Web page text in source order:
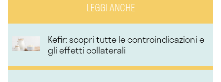
LEGGI ANCHE
Kefir: scopri tutte le controindicazioni e
gli effetti collaterali